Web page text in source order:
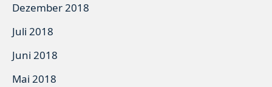
Dezember 2018
Juli 2018
Juni 2018
Mai 2018